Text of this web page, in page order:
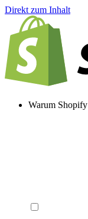
Direkt zum Inhalt
Warum Shopify